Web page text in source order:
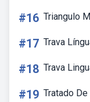
#16 Triangulo
#17 Trava
#18 Trava
#19 Tratado